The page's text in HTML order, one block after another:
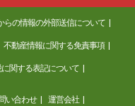
らの情報の外部送信について
不動産情報に関する免責事項
関する表記について
い合わせ 運営会社